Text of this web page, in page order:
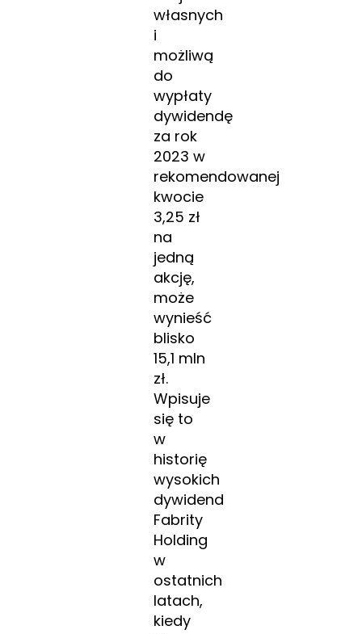
własnych
i
możliwą
do
wypłaty
dywidendę
za rok
2023 w
rekomendowanej
kwocie
3,25 zł
na
jedną
akcję,
może
wynieść
blisko
15,1 mln
zł.
Wpisuje
się to
w
historię
wysokich
dywidend
Fabrity
Holding
w
ostatnich
latach,
kiedy